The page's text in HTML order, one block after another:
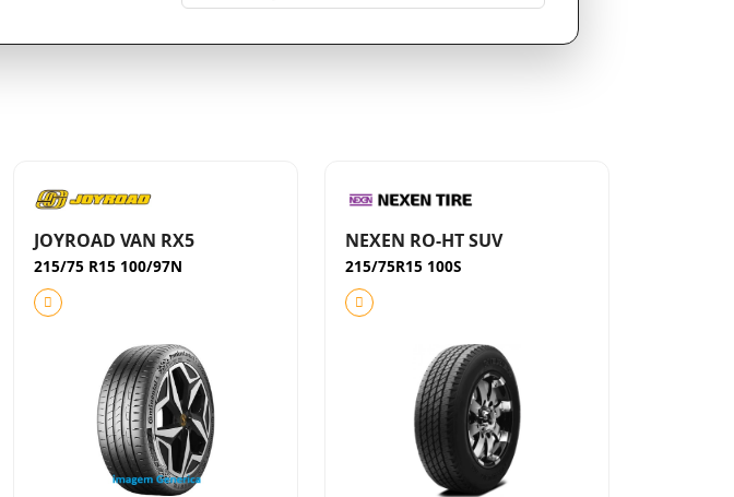
JOYROAD VAN RX5
215/75 R15 100/97N
NEXEN RO-HT SUV
215/75R15 100S